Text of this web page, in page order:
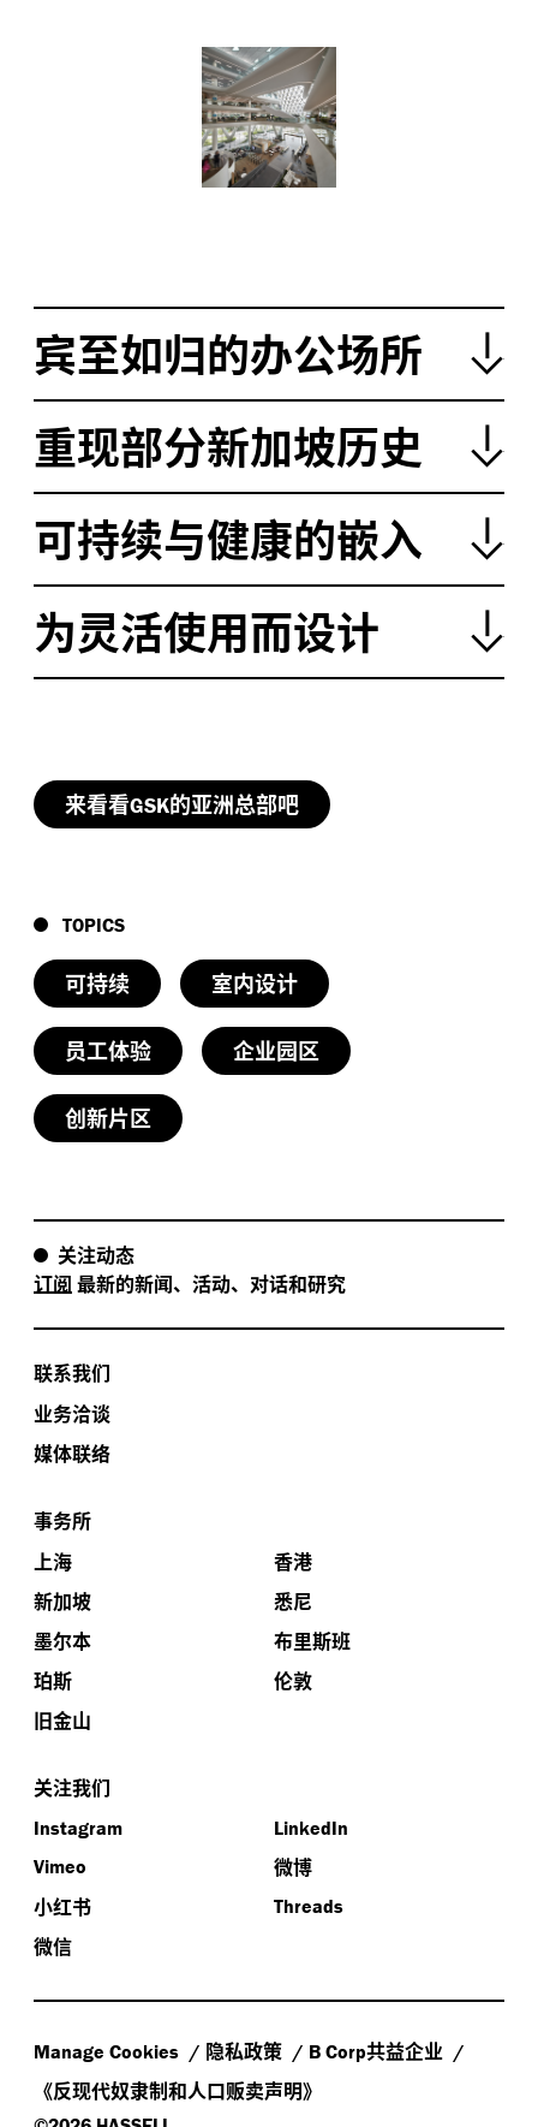
宾至如归的办公场所
PETER DEAN（下文使用首字母缩写PD）：大楼连接了
低层的历史保护建筑和位于项目后方的Star Vista
。更重
要的是，我认为该项目改变了新加坡办公楼地面层布局
的可能性，展示了公共可达空间的价值以及使用这些公
共空间作为办公空间的自然延伸。
RGM：GSK项目中我最喜爱的一点也是地面层和与周围
PD ：GSK十分明确地表达了他们对于社区参与的重视，
空间。设计打造出友好的户外空间，并且可以从户外一
眼望到室内，室内外通过视线相通进行衔接，同时还保
证了安全的出入。
TBS ：大楼的建筑语言优雅地顺流而下连起公园内的历
史保护建筑，使场地丰富的文化历史与具有当地特色的
景观自然相连。
重现部分新加坡历史
RMG ：这几栋历史建筑小楼如何与新建的办公楼统一使
用运营？
史建筑空间，保留空间的魅力。赋予了其一体的办公功
能后，这些小楼让人感觉和新建的办公楼一样，都是
并不是所有
小楼，这也是将企业的文化荣誉与员工联系起来的有趣
方式。
PD
：主楼地下空间的高度和历史建筑的高度相等，这是
一个非常细微的表示，但在新旧建筑的体量上制造出了
微妙的联系。当时的设计审核小组对设计将历史小楼转
化成项目中的重要资产表示高度赞扬。
的铁路）附近的罗彻斯特公园对园内
生了哪些影响？
TBS：说到这一点我感到非常自豪，我们为项目的室内
及户外空间精心挑选了
去的三年中，这些植物长势良好，愈发展示出自然的美
感。
始终 —
具实用和氛围。
：我们还与工程师紧密合作，改善室内空气的质量。
该办公楼拥有新加坡首个整体地面送风系统，不遗余力
地打造健康的办公环境。
可持续与健康的嵌入
企业之一，现在新加坡事务所也加入了。那么在
个项目中，我们有哪些可持续、健康以及宜居方面的重
控制。我们在设计中将自然光的使用最大化，配合不同
时段的光照设置合理的办公模式，这样人们就能自由地
选择在哪里工作。与传统商办项目的楼层布局相比，中
庭和以光照为导向的工位布局让员工可接触到自然光的
时间增加了50 %，这也大大降低了能源的消耗。
我们在外立面上设计了美观的遮阳结构，降低了西面
80%的反光。
松地洒入内部，午后炙热的日光则被挡住了。
我们通过参数化建模测试了多种遮阳结构，最后设计了
TBS：另一个主要的策略为打造具有适应能力的楼面，
这就意味着
的变化，这也是非常不可持续的，如果企业发生制度上
RGM 于三年前竣工，于七年前开始设计
年。能否请你谈一下如何不局限于现在标准的可持
续合规，为更长期的可持续而设计呢？
TBS：设计需要不局限于填满可持续方面的得分卡，而
是多考虑空间如何影响人们的健康。例如，我们为
名员工只提供了
性，并且极大地降低该园区的碳足迹。这也是新加坡首
个能达到这些指标的商办项目。
为灵活使用而设计
RGM ：在COVID-19疫情期间，大楼哪方面的设计能够应
TBS：该办公项目的设计初衷为打造一个具有高度灵活
性的“办公园区”，例如
能够迅速地依托科技支持前来办公场所以及在家办公的
核心员工。而员工几年来也早就适应了高度灵活，基于
更多以满足灵活办公的需求。
些可以运用到之后的项目中吗？
PD：“由内而外”的设计手法，将办公空间作为核心有
上，我们不断地测试人们使用办公空间的各种动线
在办公空间中的移动不再是效率优先，而是使用行走友
好的动线增加与同事的交流和联系。这样的思考影响着
我的其他项目。
TBS：我们挑战常规预设
这可能来自我们自己、来自
业主和现有的行业可持续和建筑标准。有些时候设计师
必须忍住按照自己的喜好来进行设计，最终我们是业主
来看看GSK的亚洲总部吧
TOPICS
可持续 室内设计
员工体验 企业园区
创新片区
关注动态
订阅 最新的新闻、活动、对话和研究
联系我们
业务洽谈
媒体联络
事务所
上海
香港
新加坡
悉尼
墨尔本
布里斯班
珀斯
伦敦
旧金山
关注我们
Instagram
LinkedIn
Vimeo
微博
小红书
Threads
微信
Manage Cookies 隐私政策 B Corp共益企业
《反现代奴隶制和人口贩卖声明》